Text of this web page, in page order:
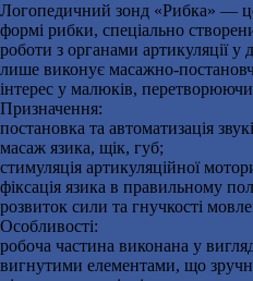
Логопедичний зонд «Рибка» —
формі рибки, спеціально
роботи з органами артикуляції
лише виконує масажно-
інтерес у малюків, перетворюючи
Призначення:
постановка та автоматизація
масаж язика, щік, губ;
стимуляція артикуляційної
фіксація язика в правильному
розвиток сили та гнучкості
Особливості:
робоча частина виконана у
вигнутими елементами, що